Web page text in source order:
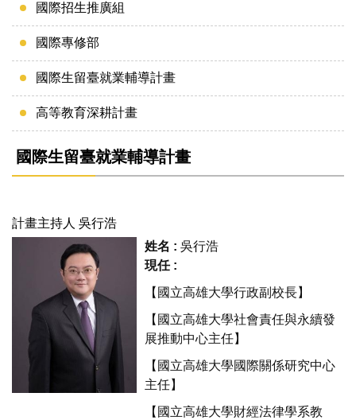
國際招生推廣組
國際專修部
國際生留臺就業輔導計畫
高等教育深耕計畫
國際生留臺就業輔導計畫
計畫主持人 吳行浩
姓名 : 吳行浩
現任 :
【國立高雄大學行政副校長】
【國立高雄大學社會責任與永續發
展推動中心主任】
【國立高雄大學國際關係研究中心
主任】
【國立高雄大學財經法律學系教